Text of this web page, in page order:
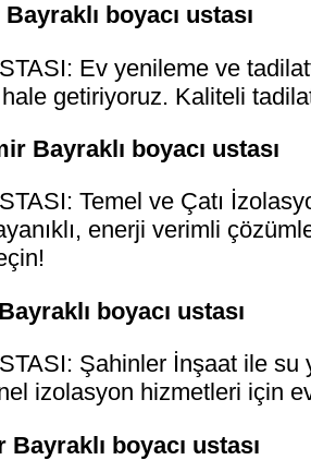
boyacı ustası
Ev yenileme ve
getiriyoruz. Kaliteli
Bayraklı boyacı ustası
Temel ve Çatı
enerji verimli
boyacı ustası
Şahinler İnşaat ile su
izolasyon hizmetleri için
boyacı ustası